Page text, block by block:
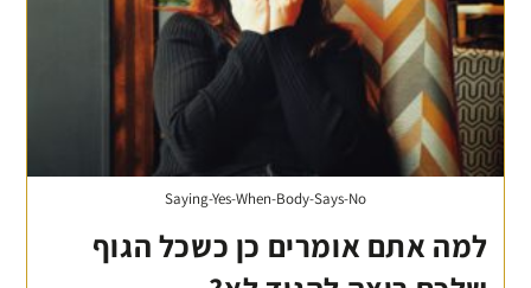
Saying-Yes-When-Body-Says-No
למה אתם אומרים כן כשכל הגוף